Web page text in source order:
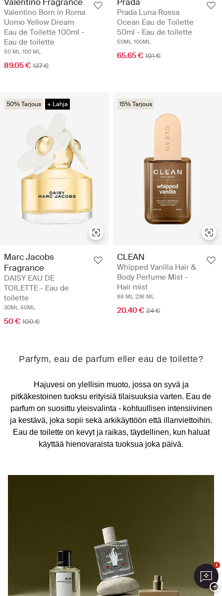
Valentino Born in Roma
Uomo Yellow Dream
Eau de Toilette 100ml -
Eau de toilette
50 ML 100 ML
89.05 € 137 €
Prada Luna Rossa
Ocean Eau de Toilette
50ml - Eau de toilette
50ML 100ML
65.65 € 101 €
50% Tarjous + Lahja
Marc Jacobs
Fragrance
DAISY EAU DE
TOILETTE - Eau de
toilette
30ML 50ML
50 € 100 €
15% Tarjous
CLEAN
Whipped Vanilla Hair &
Body Perfume Mist -
Hair mist
88 ML 236 ML
20.40 € 24 €
Parfym, eau de parfum eller eau de toilette?
Hajuvesi on ylellisin muoto, jossa on syvä ja
pitkäkestoinen tuoksu erityisiä tilaisuuksia varten. Eau de
parfum on suosittu yleisvalinta - kohtuullisen intensiivinen
ja kestävä, joka sopii sekä arkikäyttöön että illanviettoihin.
Eau de toilette on kevyt ja raikas, täydellinen, kun haluat
käyttää hienovaraista tuoksua joka päivä.
1
−